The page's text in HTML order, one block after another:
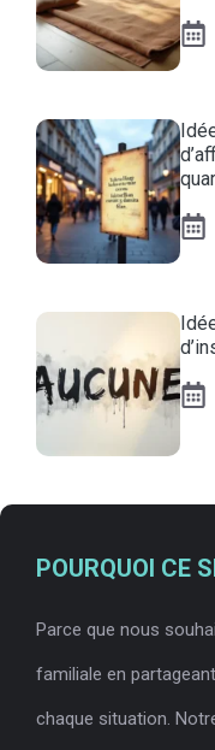
POURQUOI CE
Parce que nous
familiale en
chaque situation.